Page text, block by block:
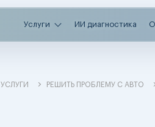
Услуги ИИ диагностика
УСЛУГИ РЕШИТЬ ПРОБЛЕМУ С АВТО